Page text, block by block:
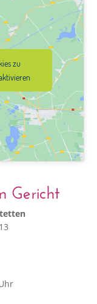
zu
Gericht